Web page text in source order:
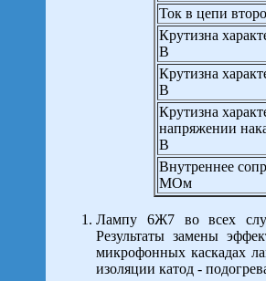
Ток в цепи
Крутизна
В
Крутизна
В
Крутизна
напряжении
В
Внутреннее
МОм
Лампу 6Ж7 во всех
Результаты замены
микрофонных каскадах
изоляции катод -